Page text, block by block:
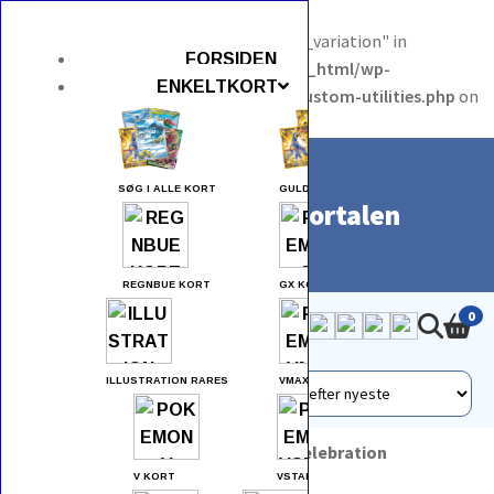
: Undefined array key "set_meta_variation" in
/var/www/pokemonportalen.dk/public_html/wp-
content/themes/as-storefront-child/custom-utilities.php on
Pokemon Portalen
FORSIDEN
ENKELTKORT
SØG I ALLE KORT GULD KORT
REGNBUE KORT GX KORT
ILLUSTRATION RARES VMAX KORT
V KORT VSTAR KORT
0
Booster Bundles > 30th Celebration